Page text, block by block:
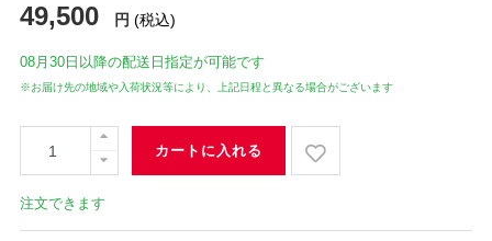
49,500 円 (税込)
08月30日 以降の配送日指定が可能です
※お届け先の地域や入荷状況等により、上記日程と異なる場合がございます
カートに入れる
注文できます